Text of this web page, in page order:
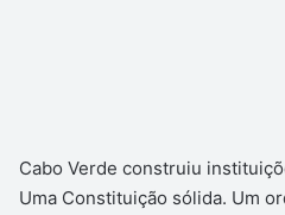
Cabo Verde construiu
Uma Constituição sólida. Um